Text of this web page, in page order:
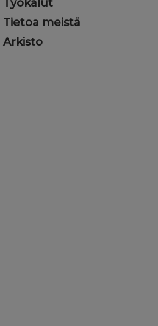
Työkalut
Tietoa meistä
Arkisto